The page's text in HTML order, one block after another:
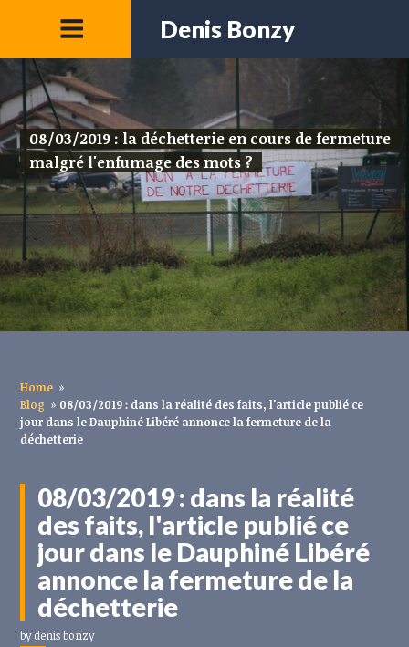
Denis Bonzy
08/03/2019 : la déchetterie en cours de fermeture
malgré l'enfumage des mots ?
Home »
Blog » 08/03/2019 : dans la réalité des faits, l'article publié ce
jour dans le Dauphiné Libéré annonce la fermeture de la
déchetterie
08/03/2019 : dans la réalité
des faits, l'article publié ce
jour dans le Dauphiné Libéré
annonce la fermeture de la
déchetterie
bydenis bonzy